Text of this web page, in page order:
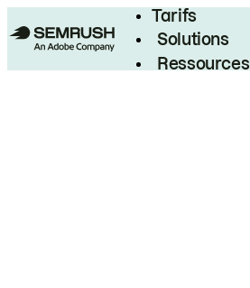
Tarifs
Solutions
Ressources